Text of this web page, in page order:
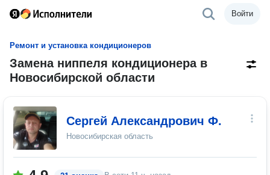
Войти
Ремонт и установка кондиционеров
Замена ниппеля кондиционера в
Новосибирской области
Сергей Александрович Ф.
Новосибирская область